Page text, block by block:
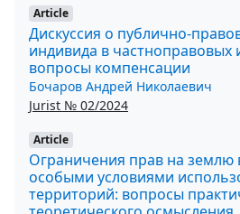
Article
Дискуссия о публично-
индивида в частноправовых
вопросы компенсации
Бочаров Андрей Николаевич
Jurist № 02/2024
Article
Ограничения прав на землю
особыми условиями
территорий: вопросы